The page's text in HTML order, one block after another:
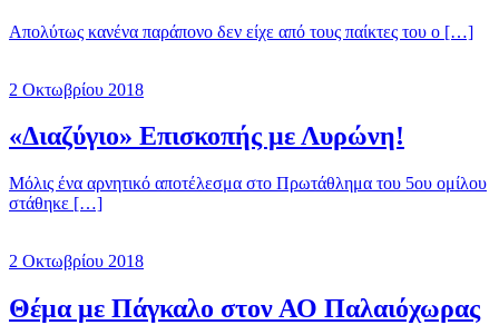
Απολύτως κανένα παράπονο δεν είχε από τους παίκτες του ο […]
2 Οκτωβρίου 2018
«Διαζύγιο» Επισκοπής με Λυρώνη!
Μόλις ένα αρνητικό αποτέλεσμα στο Πρωτάθλημα του 5ου ομίλου
στάθηκε […]
2 Οκτωβρίου 2018
Θέμα με Πάγκαλο στον ΑΟ Παλαιόχωρας